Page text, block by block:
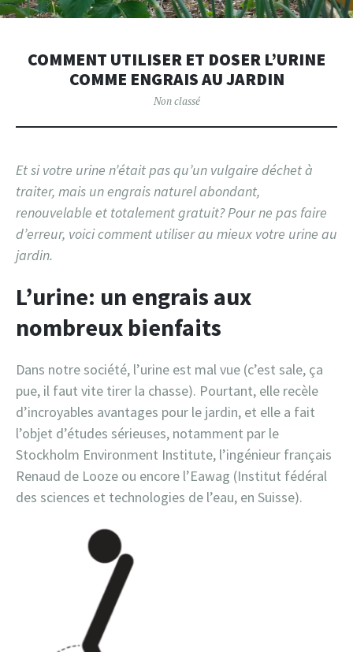
COMMENT UTILISER ET DOSER L’URINE
COMME ENGRAIS AU JARDIN
Non classé
Et si votre urine n’était pas qu’un vulgaire déchet à
traiter, mais un engrais naturel abondant,
renouvelable et totalement gratuit? Pour ne pas faire
d’erreur, voici comment utiliser au mieux votre urine au
jardin.
L’urine: un engrais aux
nombreux bienfaits
Dans notre société, l’urine est mal vue (c’est sale, ça
pue, il faut vite tirer la chasse). Pourtant, elle recèle
d’incroyables avantages pour le jardin, et elle a fait
l’objet d’études sérieuses, notamment par le
Stockholm Environment Institute, l’ingénieur français
Renaud de Looze ou encore l’Eawag (Institut fédéral
des sciences et technologies de l’eau, en Suisse).